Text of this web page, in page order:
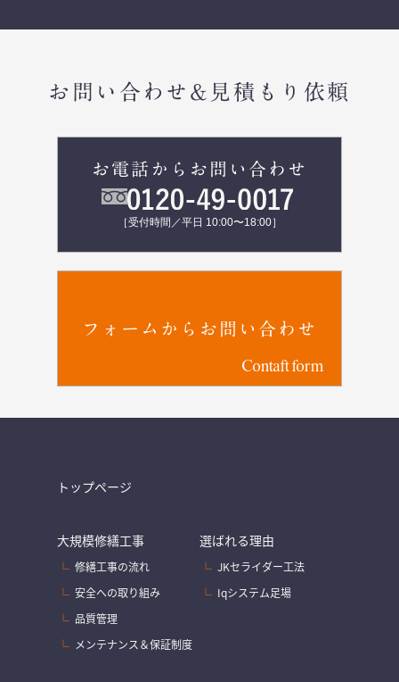
お問い合わせ&見積もり依頼
お電話からお問い合わせ
［受付時間／平日 10:00〜18:00］
Contaft form
フォームからお問い合わせ
トップページ
大規模修繕工事
修繕工事の流れ
安全への取り組み
品質管理
メンテナンス＆保証制度
選ばれる理由
JKセライダー工法
Iqシステム足場